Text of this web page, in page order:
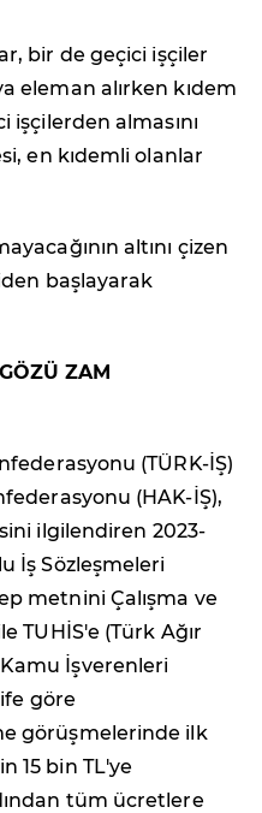
bir de geçici işçiler
eleman alırken kıdem
işçilerden almasını
en kıdemli olanlar
altını çizen
başlayarak
ZAM
(TÜRK-İŞ)
(HAK-İŞ),
ilgilendiren 2023-
İş Sözleşmeleri
metnini Çalışma ve
TUHİS'e (Türk Ağır
İşverenleri
göre
görüşmelerinde ilk
15 bin TL'ye
tüm ücretlere